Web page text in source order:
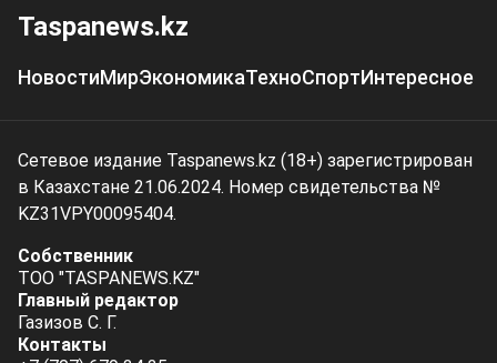
Taspanews.kz
НовостиМирЭкономикаТехноСпортИнтересное
Сетевое издание Taspanews.kz (18+) зарегистрирован
в Казахстане 21.06.2024. Номер свидетельства №
KZ31VPY00095404.
Собственник
ТОО "TASPANEWS.KZ"
Главный редактор
Газизов С. Г.
Контакты